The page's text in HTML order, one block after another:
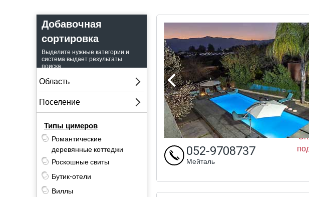
Добавочная
сортировка
Выделите нужные категории и
система выдает результаты
поиска.
Типы цимеров
Романтические
деревянные коттеджи
Роскошные свиты
Бутик-отели
Виллы
052-9708737
Мейталь